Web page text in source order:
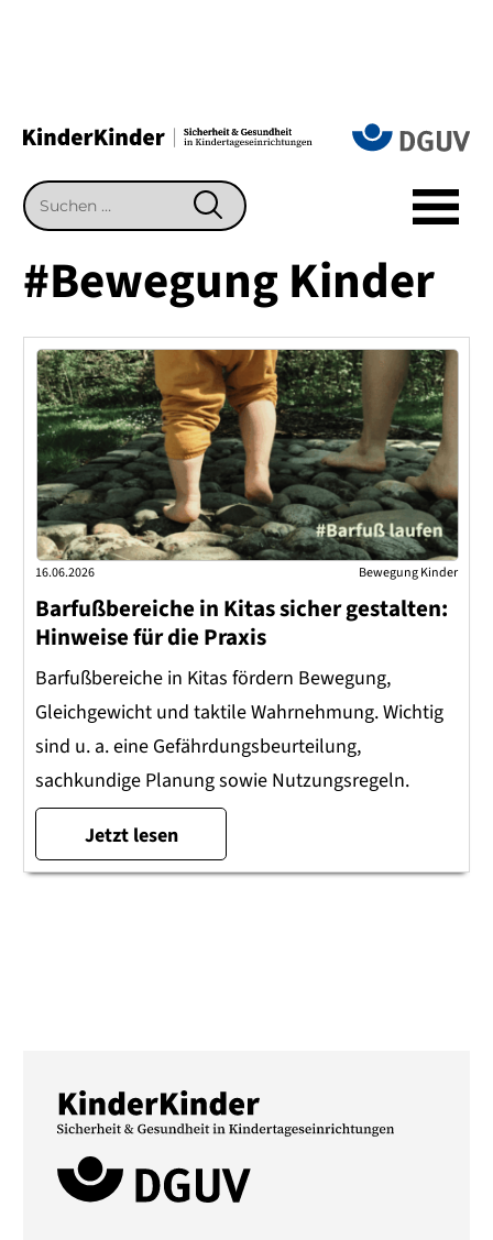
Suchen
SUCHEN
#Bewegung Kinder
16.06.2026 Bewegung Kinder
Barfußbereiche in Kitas sicher gestalten:
Hinweise für die Praxis
Barfußbereiche in Kitas fördern Bewegung,
Gleichgewicht und taktile Wahrnehmung. Wichtig
sind u. a. eine Gefährdungsbeurteilung,
sachkundige Planung sowie Nutzungsregeln.
Jetzt lesen